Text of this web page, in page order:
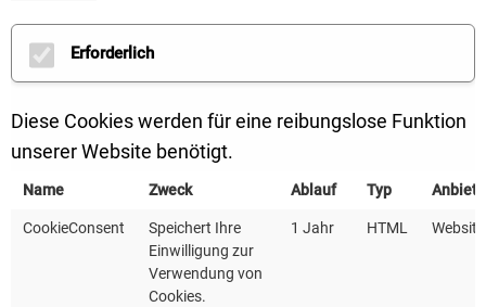
Erforderlich
Diese Cookies werden für eine reibungslose Funktion
unserer Website benötigt.
Name Zweck Ablauf Typ
CookieConsent
Speichert Ihre
Einwilligung zur
Verwendung von
Cookies.
1 Jahr HTML Website